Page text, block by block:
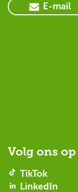
E-mail
Volg ons
TikTok
LinkedIn